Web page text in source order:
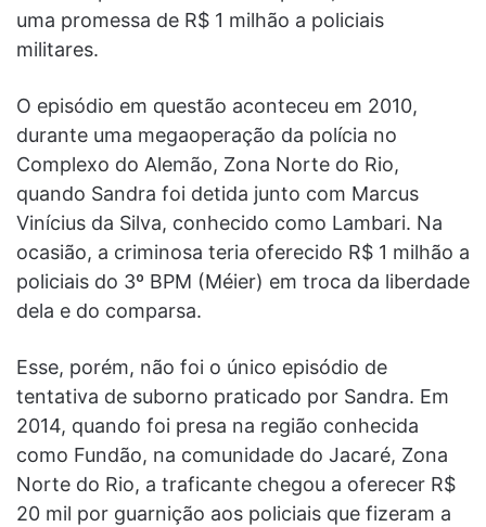
uma promessa de R$ 1 milhão a policiais
militares.
O episódio em questão aconteceu em 2010,
durante uma megaoperação da polícia no
Complexo do Alemão, Zona Norte do Rio,
quando Sandra foi detida junto com Marcus
Vinícius da Silva, conhecido como Lambari. Na
ocasião, a criminosa teria oferecido R$ 1 milhão a
policiais do 3º BPM (Méier) em troca da liberdade
dela e do comparsa.
Esse, porém, não foi o único episódio de
tentativa de suborno praticado por Sandra. Em
2014, quando foi presa na região conhecida
como Fundão, na comunidade do Jacaré, Zona
Norte do Rio, a traficante chegou a oferecer R$
20 mil por guarnição aos policiais que fizeram a